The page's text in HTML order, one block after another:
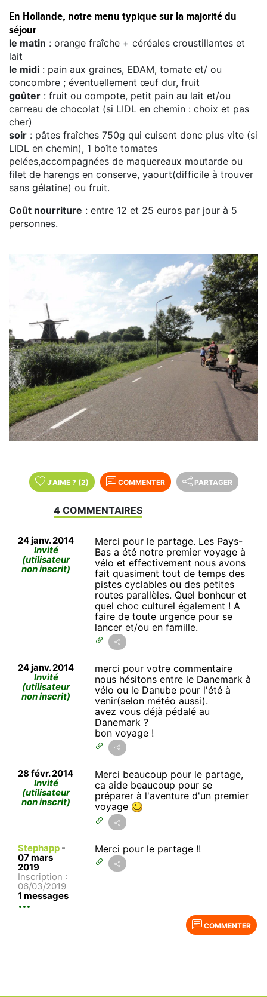
En Hollande, notre menu typique sur la majorité du
séjour
le matin : orange fraîche + céréales croustillantes et
lait
le midi : pain aux graines, EDAM, tomate et/ ou
concombre ; éventuellement œuf dur, fruit
goûter : fruit ou compote, petit pain au lait et/ou
carreau de chocolat (si LIDL en chemin : choix et pas
cher)
soir : pâtes fraîches 750g qui cuisent donc plus vite (si
LIDL en chemin), 1 boîte tomates
pelées,accompagnées de maquereaux moutarde ou
filet de harengs en conserve, yaourt(difficile à trouver
sans gélatine) ou fruit.
Coût nourriture : entre 12 et 25 euros par jour à 5
personnes.
J'AIME ? (2) COMMENTER PARTAGER
4 COMMENTAIRES
24 janv. 2014
Invité
(utilisateur
non inscrit)
Merci pour le partage. Les Pays-
Bas a été notre premier voyage à
vélo et effectivement nous avons
fait quasiment tout de temps des
pistes cyclables ou des petites
routes parallèles. Quel bonheur et
quel choc culturel également ! A
faire de toute urgence pour se
lancer et/ou en famille.
24 janv. 2014
Invité
(utilisateur
non inscrit)
merci pour votre commentaire
nous hésitons entre le Danemark à
vélo ou le Danube pour l'été à
venir(selon météo aussi).
avez vous déjà pédalé au
Danemark ?
bon voyage !
28 févr. 2014
Invité
(utilisateur
non inscrit)
Merci beaucoup pour le partage,
ca aide beaucoup pour se
préparer à l'aventure d'un premier
voyage
Stephapp -
07 mars
2019
Inscription :
06/03/2019
1 messages
Merci pour le partage !!
COMMENTER